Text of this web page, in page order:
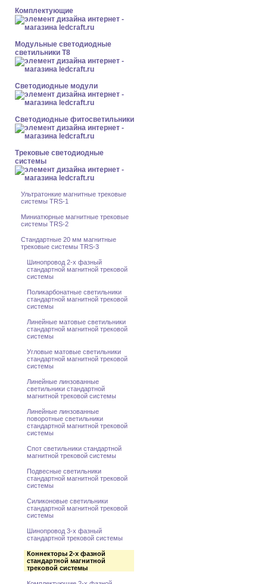
Комплектующие
Модульные светодиодные
светильники Т8
Светодиодные модули
Светодиодные фитосветильники
Трековые светодиодные
системы
Ультратонкие магнитные трековые
системы TRS-1
Миниатюрные магнитные трековые
системы TRS-2
Стандартные 20 мм магнитные
трековые системы TRS-3
Шинопровод 2-x фазный
стандартной магнитной трековой
системы
Поликарбонатные светильники
стандартной магнитной трековой
системы
Линейные матовые светильники
стандартной магнитной трековой
системы
Угловые матовые светильники
стандартной магнитной трековой
системы
Линейные линзованные
светильники стандартной
магнитной трековой системы
Линейные линзованные
поворотные светильники
стандартной магнитной трековой
системы
Спот светильники стандартной
магнитной трековой системы
Подвесные светильники
стандартной магнитной трековой
системы
Силиконовые светильники
стандартной магнитной трековой
системы
Шинопровод 3-x фазный
стандартной трековой системы
Коннекторы 2-x фазной
стандартной магнитной
трековой системы